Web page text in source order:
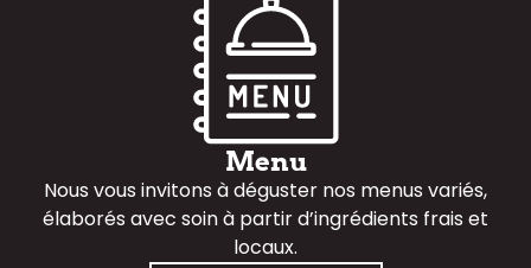
Menu
Nous vous invitons à déguster nos menus variés,
élaborés avec soin à partir d’ingrédients frais et
locaux.